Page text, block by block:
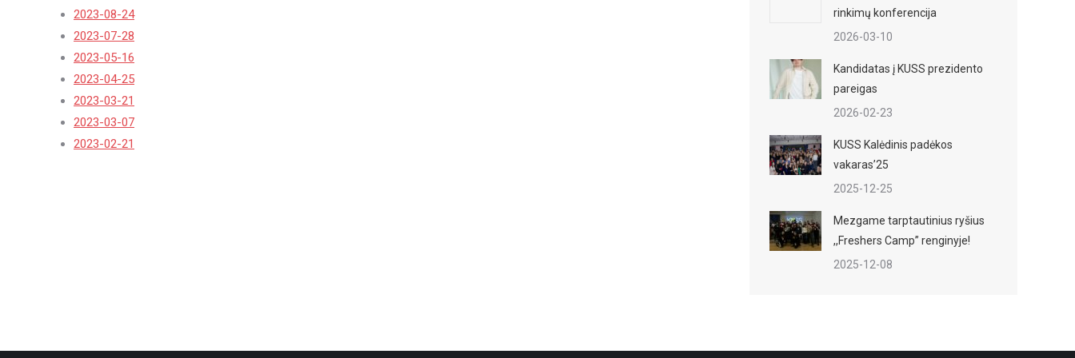
2023-08-24
2023-07-28
2023-05-16
2023-04-25
2023-03-21
2023-03-07
2023-02-21
rinkimų konferencija
2026-03-10
Kandidatas į KUSS prezidento
pareigas
2026-02-23
KUSS Kalėdinis padėkos
vakaras’25
2025-12-25
Mezgame tarptautinius ryšius
,,Freshers Camp” renginyje!
2025-12-08